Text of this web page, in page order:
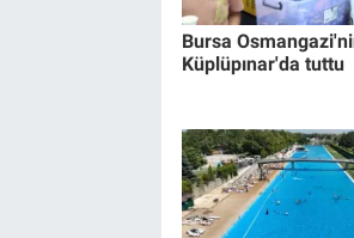
Bursa
Küplüpınar'da tuttu